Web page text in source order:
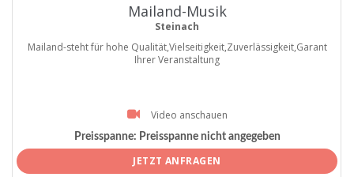
Mailand-Musik
Steinach
Mailand-steht für hohe Qualität,Vielseitigkeit,Zuverlässigkeit,Garant
Ihrer Veranstaltung
Video anschauen
Preisspanne: Preisspanne nicht angegeben
JETZT ANFRAGEN